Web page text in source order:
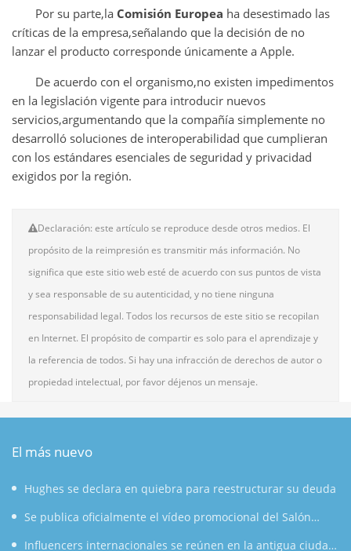
Por su parte,la Comisión Europea ha desestimado las
críticas de la empresa,señalando que la decisión de no
lanzar el producto corresponde únicamente a Apple.
De acuerdo con el organismo,no existen impedimentos
en la legislación vigente para introducir nuevos
servicios,argumentando que la compañía simplemente no
desarrolló soluciones de interoperabilidad que cumplieran
con los estándares esenciales de seguridad y privacidad
exigidos por la región.
Declaración: este artículo se reproduce desde otros medios. El
propósito de la reimpresión es transmitir más información. No
significa que este sitio web esté de acuerdo con sus puntos de vista
y sea responsable de su autenticidad, y no tiene ninguna
responsabilidad legal. Todos los recursos de este sitio se recopilan
en Internet. El propósito de compartir es solo para el aprendizaje y
la referencia de todos. Si hay una infracción de derechos de autor o
propiedad intelectual, por favor déjenos un mensaje.
El más nuevo
Hughes se declara en quiebra para reestructurar su deuda
Se publica oficialmente el vídeo promocional del Salón
Mundial de la Manufactura 2026: Anhui lanza al mundo una
Influencers internacionales se reúnen en la antigua ciudad